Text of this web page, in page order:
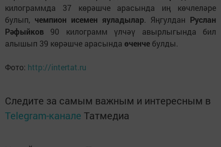
килограммда 37 көрәшче арасында иң көчлеләре
булып, чемпион исемен яуладылар. Яңгулдан Руслан
Рәфыйков 90 килограмм үлчәү авырлыгында бил
алышып 39 көрәшче арасында өченче булды.
Фото: http://intertat.ru
Следите за самым важным и интересным в
Telegram-канале Татмедиа